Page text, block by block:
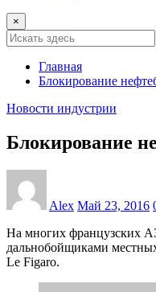
×
Главная
Блокирование
Новости индустрии
Блокирование
Alex Май 23, 2016
На многих французских
дальнобойщиками
Le Figaro.